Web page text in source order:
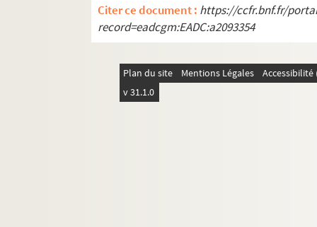
Citer ce document : https://ccfr.bnf.fr/
record=eadcgm:EADC:a2093354
Plan du site Mentions Légales
v 31.1.0